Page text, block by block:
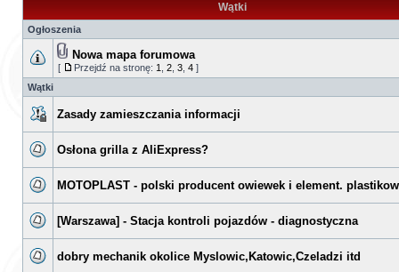
Wątki
Ogłoszenia
Nowa mapa forumowa
[ Przejdź na stronę: 1 2 3 4 ]
Wątki
Zasady zamieszczania informacji
Osłona grilla z AliExpress?
MOTOPLAST - polski producent owiewek i element.
[Warszawa] - Stacja kontroli pojazdów - diagnostyczna
dobry mechanik okolice Myslowic,Katowic,Czeladzi itd